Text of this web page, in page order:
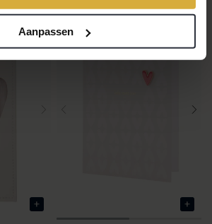
Aanpassen
-35%